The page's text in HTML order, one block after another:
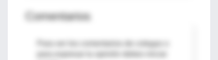
Comentarios
Para ver los comentarios de colegas o